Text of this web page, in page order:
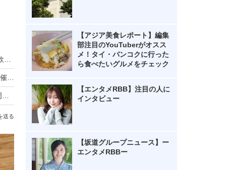
送る
【アジア美食レポート】編集
部注目のYouTuberがオスス
メ！タイ・バンコクに行った
ら食べたいグルメをチェック
【エンタメRBB】注目の人に
インタビュー
【坂道グループニュース】ー
エンタメRBBー